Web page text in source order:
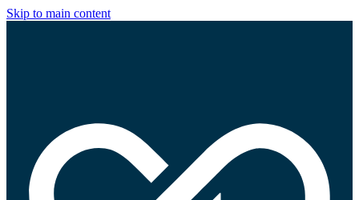
Skip to main content